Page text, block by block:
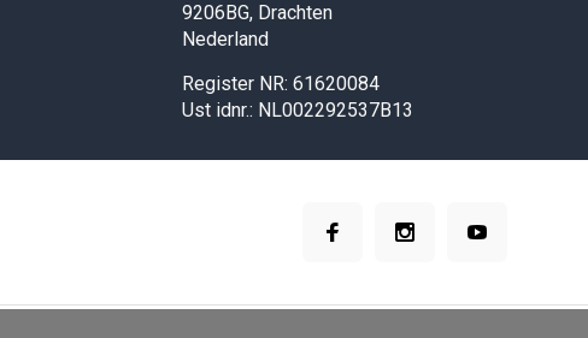
9206BG, Drachten
Nederland
Register NR: 61620084
Ust idnr.: NL002292537B13